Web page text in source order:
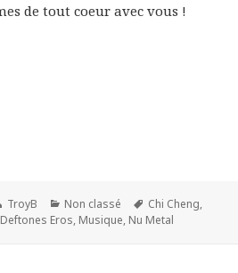
de tout coeur avec vous !
Auteur
TroyB Catégories
Non classé
Mots-
clés
Chi Cheng,
Deftones Eros, Musique, Nu Metal